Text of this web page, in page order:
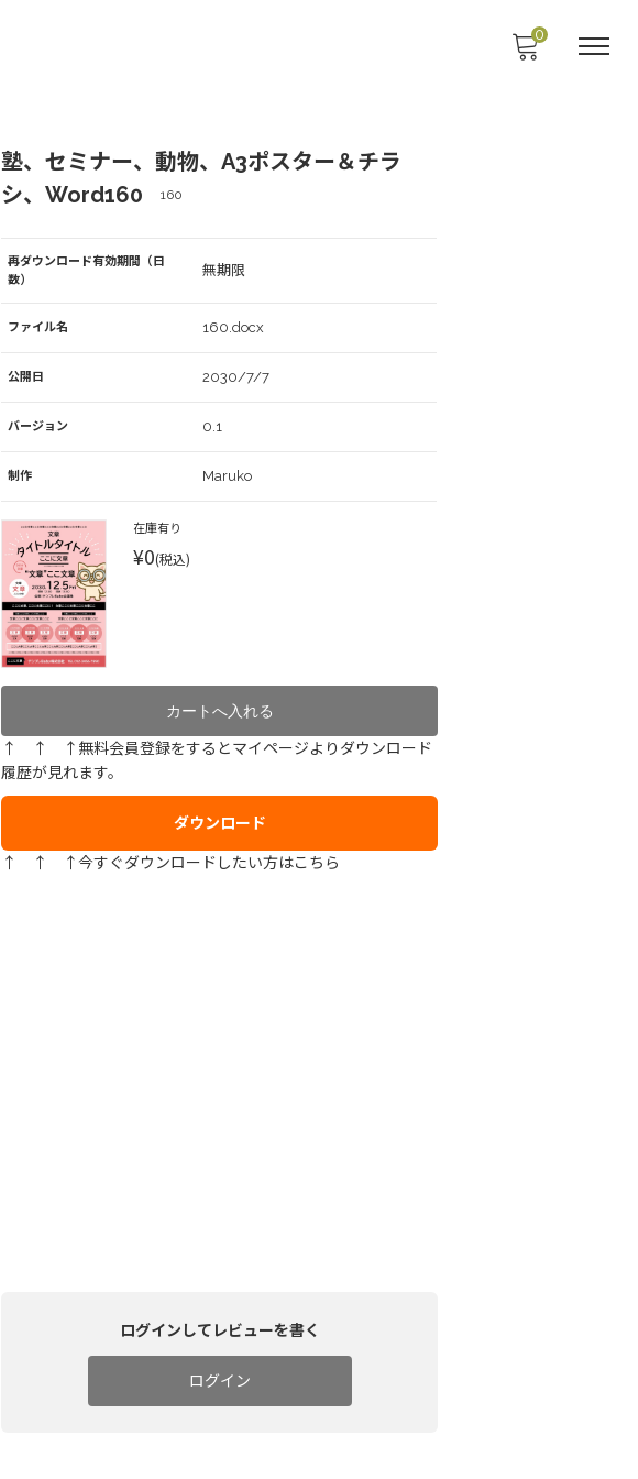
0
塾、セミナー、動物、A3ポスター＆チラ
シ、Word160
160
再ダウンロード有効期間（日
数）
無期限
ファイル名 160.docx
公開日 2030/7/7
バージョン 0.1
制作 Maruko
在庫有り
¥0(税込)
↑ ↑ ↑無料会員登録をするとマイページよりダウンロード
履歴が見れます。
ダウンロード
↑ ↑ ↑今すぐダウンロードしたい方はこちら
ログインしてレビューを書く
ログイン